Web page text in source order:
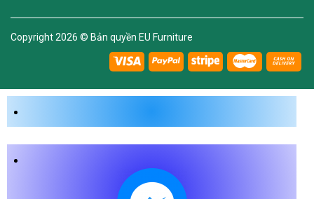
Copyright 2026 © Bản quyền EU Furniture